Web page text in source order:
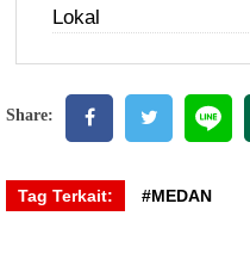
Lokal
Share:
Tag Terkait: #MEDAN